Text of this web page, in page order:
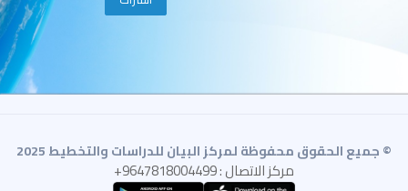
© جميع الحقوق محفوظة لمركز البيان للدراسات والتخطيط 2025
مركز الاتصال : 9647818004499+